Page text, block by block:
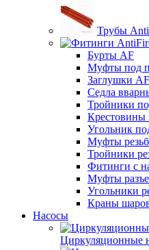
Трубы
Бурты AF
Муфты под
Заглушки AF
Седла
Тройники
Крестовины
Угольник
Муфты
Тройники
Фитинги с
Муфты
Угольники
Краны
Насосы
Циркуляционные